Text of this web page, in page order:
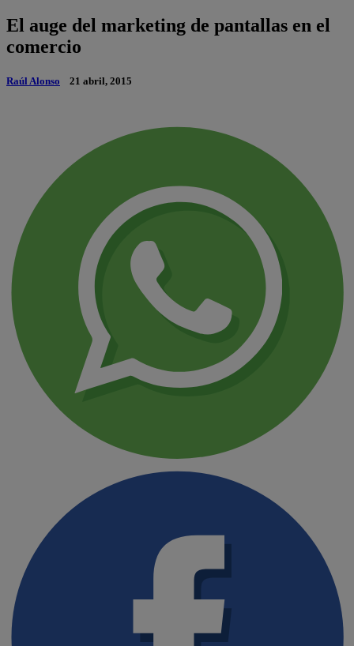
El auge del marketing de pantallas en el
comercio
Raúl Alonso 21 abril, 2015